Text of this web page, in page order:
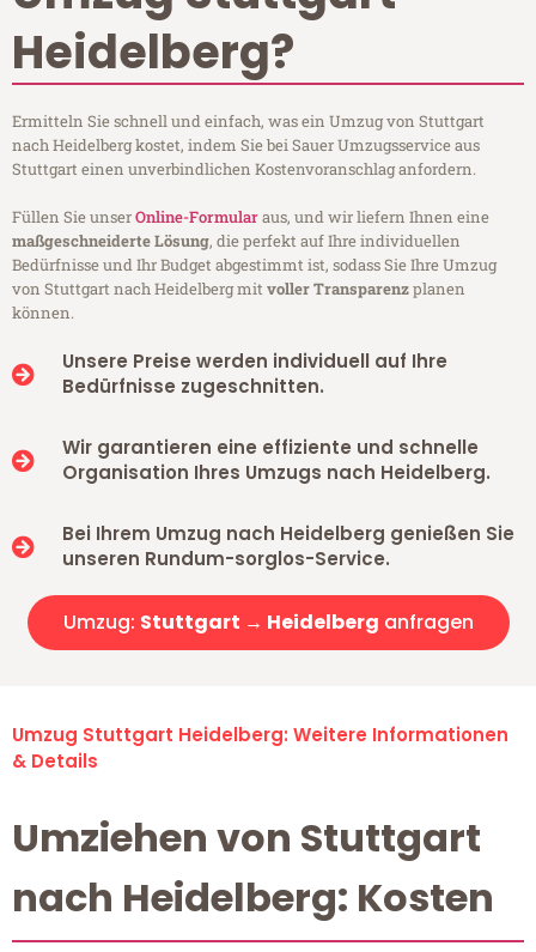
Heidelberg?
Ermitteln Sie schnell und einfach, was ein Umzug von Stuttgart
nach Heidelberg kostet, indem Sie bei Sauer Umzugsservice aus
Stuttgart einen unverbindlichen Kostenvoranschlag anfordern.
Füllen Sie unserOnline-Formularaus, und wir liefern Ihnen eine
maßgeschneiderte Lösung, die perfekt auf Ihre individuellen
Bedürfnisse und Ihr Budget abgestimmt ist, sodass Sie Ihre Umzug
von Stuttgart nach Heidelberg mitvoller Transparenzplanen
können.
Unsere Preise werden individuell auf Ihre
Bedürfnisse zugeschnitten.
Wir garantieren eine effiziente und schnelle
Organisation Ihres Umzugs nach Heidelberg.
Bei Ihrem Umzug nach Heidelberg genießen Sie
unseren Rundum-sorglos-Service.
Umzug: Stuttgart → Heidelberg anfragen
Umzug Stuttgart Heidelberg: Weitere Informationen
& Details
Umziehen von Stuttgart
nach Heidelberg: Kosten